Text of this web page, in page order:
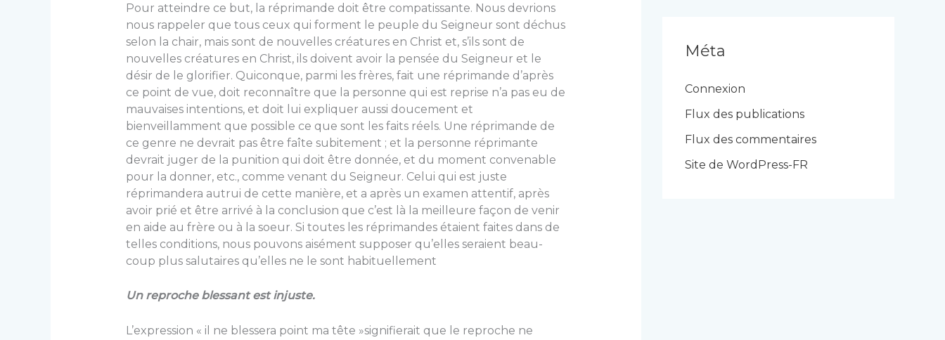
Pour atteindre ce but, la réprimande doit être compatissante. Nous devrions
nous rappeler que tous ceux qui forment le peuple du Seigneur sont déchus
selon la chair, mais sont de nouvelles créatures en Christ et, s’ils sont de
nouvelles créatures en Christ, ils doivent avoir la pensée du Seigneur et le
désir de le glorifier. Quiconque, parmi les frères, fait une réprimande d’après
ce point de vue, doit reconnaître que la personne qui est reprise n’a pas eu de
mauvaises intentions, et doit lui expliquer aussi doucement et
bienveillamment que possible ce que sont les faits réels. Une répri­mande de
ce genre ne devrait pas être faîte subite­ment ; et la personne réprimante
devrait juger de la punition qui doit être donnée, et du moment convenable
pour la donner, etc., comme venant du Seigneur. Celui qui est juste
réprimandera autrui de cette manière, et a après un examen attentif, après
avoir prié et être arrivé à la con­clusion que c’est là la meilleure façon de venir
en aide au frère ou à la soeur. Si toutes les réprimandes étaient faites dans de
telles conditions, nous pouvons aisément supposer qu’elles seraient beau­
coup plus salutaires qu’elles ne le sont habituelle­ment
Un reproche blessant est injuste.
L’expression « il ne blessera point ma tête »signifierait que le reproche ne
r
i
Méta
Connexion
Flux des publications
Flux des commentaires
Site de WordPress-FR